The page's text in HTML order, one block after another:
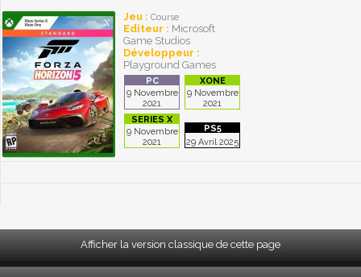
Jeu : Course
Editeur : Microsoft
Game Studios
Développeur :
Playground Games
9 Novembre
2021
9 Novembre
2021
9 Novembre
2021
29 Avril 2025
Afficher la version classique de cette page